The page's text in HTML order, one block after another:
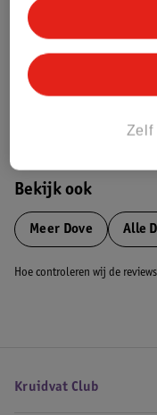
Bestel &
Bekijk ook
Meer Dove Alle
Hoe controleren wij de
Kruidvat Club
Zelf